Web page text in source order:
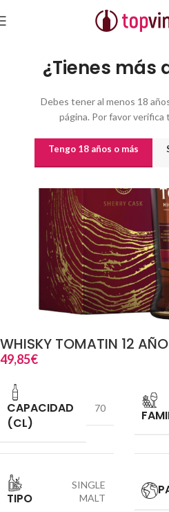
¿Tienes más
Debes tener al menos 18
página. Por favor verifica
Tengo 18 años o más
Inicio Destilados y licores
WHISKY TOMATIN 12
49,85€
CAPACIDAD
(CL)
70
TIPO
SINGLE
MALT